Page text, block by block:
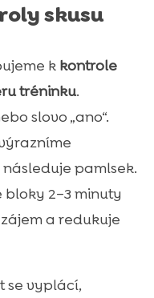
skusu
k kontrole
tréninku.
slovo „ano“.
pamlsek.
2–3 minuty
a redukuje
se vyplácí,